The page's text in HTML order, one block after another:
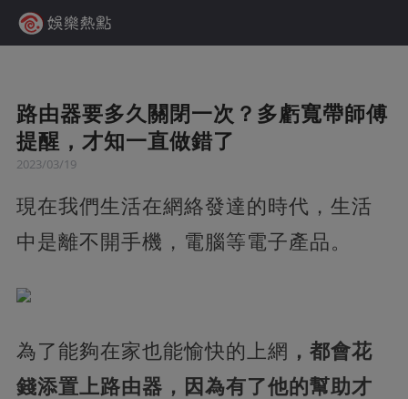
路由器要多久關閉一次？多虧寬帶師傅
提醒，才知一直做錯了
2023/03/19
現在我們生活在網絡發達的時代，生活
中是離不開手機，電腦等電子產品。
為了能夠在家也能愉快的上網 ，都會花
錢添置上路由器，因為有了他的幫助才